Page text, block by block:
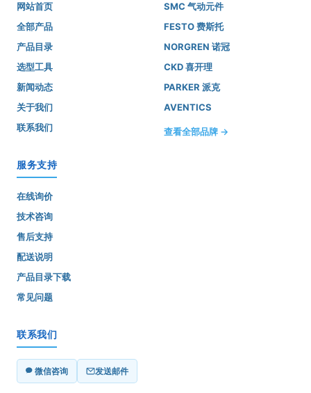
网站首页
全部产品
产品目录
选型工具
新闻动态
关于我们
联系我们
SMC 气动元件
FESTO 费斯托
NORGREN 诺冠
CKD 喜开理
PARKER 派克
AVENTICS
查看全部品牌 →
服务支持
在线询价
技术咨询
售后支持
配送说明
产品目录下载
常见问题
联系我们
微信咨询 发送邮件